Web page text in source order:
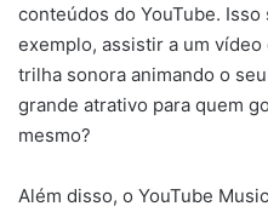
conteúdos do YouTube.
exemplo, assistir a um
trilha sonora animando o
grande atrativo para quem
mesmo?
Além disso, o YouTube